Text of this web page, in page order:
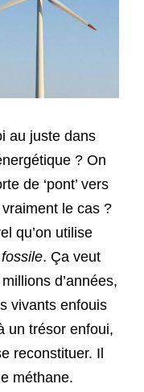
au juste dans
? On
de ‘pont’ vers
le cas ?
qu’on utilise
fossile. Ça veut
d’années,
vivants enfouis
un trésor enfoui,
reconstituer. Il
méthane.